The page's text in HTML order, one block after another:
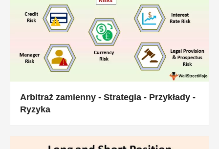
Arbitraż zamienny - Strategia - Przykłady -
Ryzyka